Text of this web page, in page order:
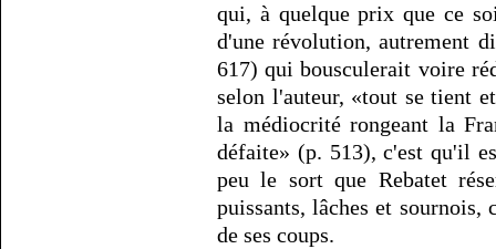
qui, à quelque prix que ce
d'une révolution, autrement
617) qui bousculerait voire
selon l'auteur, «tout se tient
la médiocrité rongeant la
défaite» (p. 513), c'est qu'il
peu le sort que Rebatet
puissants, lâches et
de ses coups.